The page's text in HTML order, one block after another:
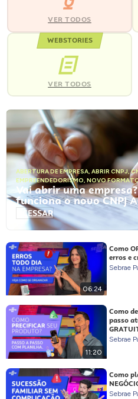
VER TODOS
WEBSTORIES
VER TODOS
ABERTURA DE EMPRESA, ABRIR CNPJ,
EMPREENDEDORISMO, NOVO
Vai abrir uma
funciona o novo CNPJ
ACESSAR
06:24
Como
erros e
Sebrae
11:20
Como
passo
Sebrae
Como
Sebrae